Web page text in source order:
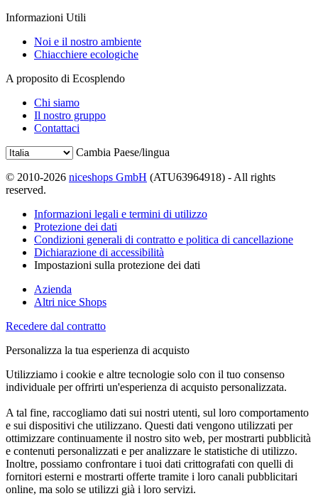
Informazioni Utili
Noi e il nostro ambiente
Chiacchiere ecologiche
A proposito di Ecosplendo
Chi siamo
Il nostro gruppo
Contattaci
Cambia Paese/lingua
© 2010-2026 niceshops GmbH (ATU63964918) - All rights
reserved.
Informazioni legali e termini di utilizzo
Protezione dei dati
Condizioni generali di contratto e politica di cancellazione
Dichiarazione di accessibilità
Impostazioni sulla protezione dei dati
Azienda
Altri nice Shops
Recedere dal contratto
Personalizza la tua esperienza di acquisto
Utilizziamo i cookie e altre tecnologie solo con il tuo consenso
individuale per offrirti un'esperienza di acquisto personalizzata.
A tal fine, raccogliamo dati sui nostri utenti, sul loro comportamento
e sui dispositivi che utilizzano. Questi dati vengono utilizzati per
ottimizzare continuamente il nostro sito web, per mostrarti pubblicità
e contenuti personalizzati e per analizzare le statistiche di utilizzo.
Inoltre, possiamo confrontare i tuoi dati crittografati con quelli di
fornitori esterni e mostrarti offerte tramite i loro canali pubblicitari
online, ma solo se utilizzi già i loro servizi.